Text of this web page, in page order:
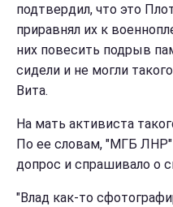
подтвердил, что это
приравнял их к
них повесить подрыв
сидели и не могли
Вита.
На мать активиста
По ее словам, "МГБ
допрос и спрашивало о
"Влад как-то